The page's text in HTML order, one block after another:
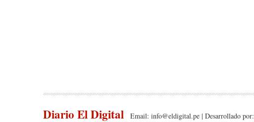
Diario El Digital Email: info@eldigital.pe | Desarrollado por: